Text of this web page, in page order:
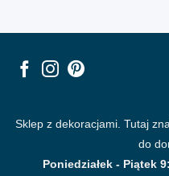
Sklep z dekoracjami. Tutaj
do
Poniedziałek - Piątek